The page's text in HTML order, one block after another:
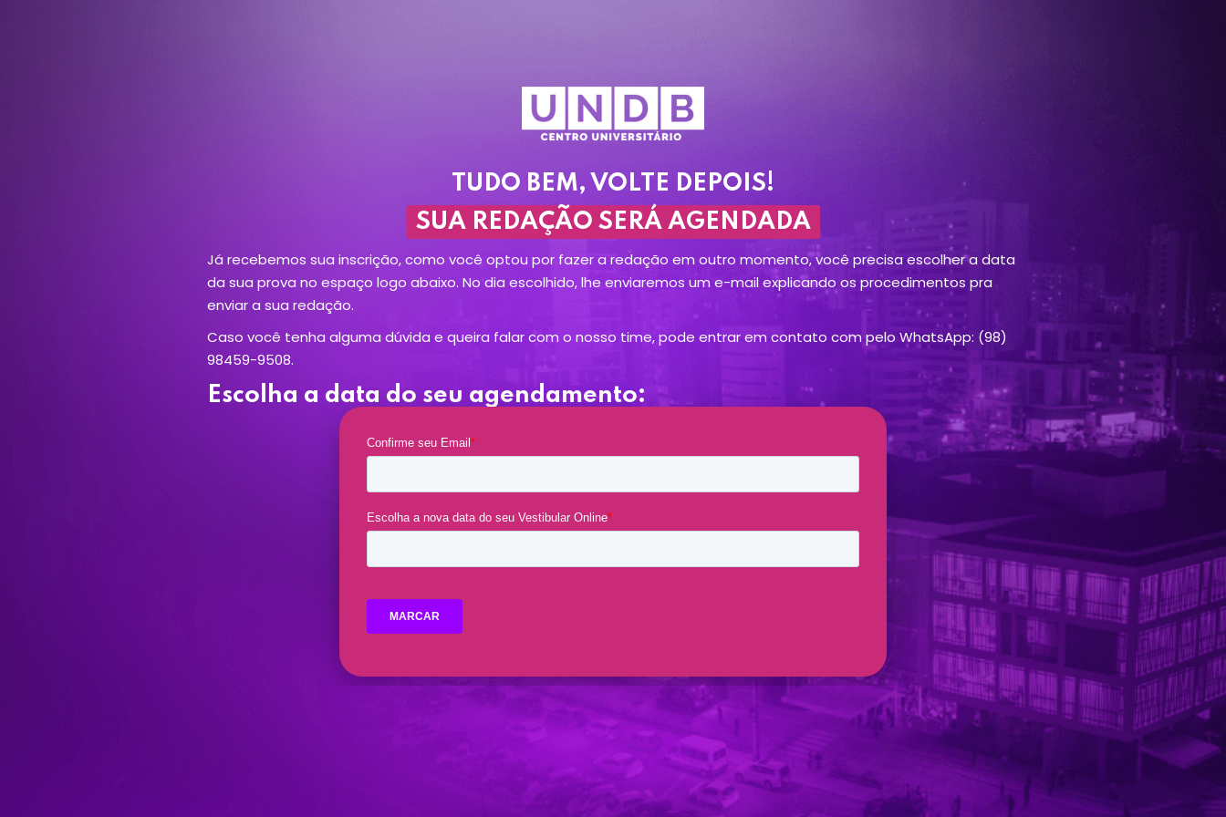
TUDO BEM, VOLTE DEPOIS!
SUA REDAÇÃO SERÁ AGENDADA
Já recebemos sua inscrição, como você optou por fazer a redação em outro momento, você precisa escolher a data
da sua prova no espaço logo abaixo. No dia escolhido, lhe enviaremos um e-mail explicando os procedimentos pra
enviar a sua redação.
Caso você tenha alguma dúvida e queira falar com o nosso time, pode entrar em contato com pelo WhatsApp: (98)
98459-9508.
Escolha a data do seu agendamento:
Sign in
Remember me Lost your password?